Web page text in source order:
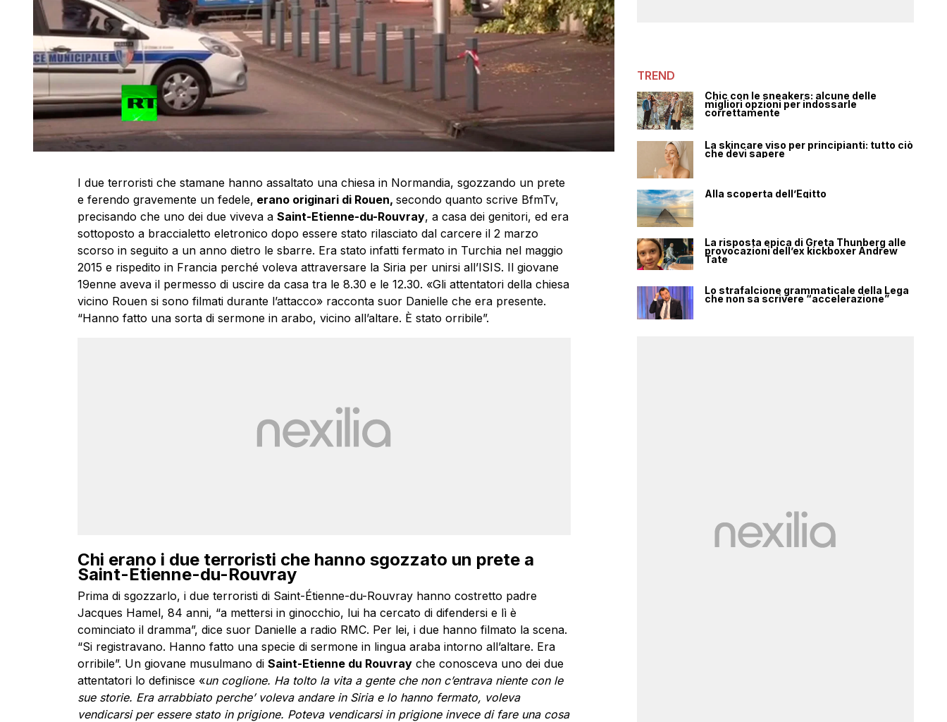
I due terroristi che stamane hanno assaltato una chiesa in Normandia, sgozzando un prete
e ferendo gravemente un fedele, erano originari di Rouen, secondo quanto scrive BfmTv,
precisando che uno dei due viveva a Saint-Etienne-du-Rouvray, a casa dei genitori, ed era
sottoposto a braccialetto eletronico dopo essere stato rilasciato dal carcere il 2 marzo
scorso in seguito a un anno dietro le sbarre. Era stato infatti fermato in Turchia nel maggio
2015 e rispedito in Francia perché voleva attraversare la Siria per unirsi all’ISIS. Il giovane
19enne aveva il permesso di uscire da casa tra le 8.30 e le 12.30. «Gli attentatori della chiesa
vicino Rouen si sono filmati durante l’attacco» racconta suor Danielle che era presente.
“Hanno fatto una sorta di sermone in arabo, vicino all’altare. È stato orribile”.
Chi erano i due terroristi che hanno sgozzato un prete a
Saint-Etienne-du-Rouvray
Prima di sgozzarlo, i due terroristi di Saint-Étienne-du-Rouvray hanno costretto padre
Jacques Hamel, 84 anni, “a mettersi in ginocchio, lui ha cercato di difendersi e lì è
cominciato il dramma”, dice suor Danielle a radio RMC. Per lei, i due hanno filmato la scena.
“Si registravano. Hanno fatto una specie di sermone in lingua araba intorno all’altare. Era
orribile”. Un giovane musulmano di Saint-Etienne du Rouvrayche conosceva uno dei due
attentatori lo definisce «un coglione. Ha tolto la vita a gente che non c’entrava niente con le
sue storie. Era arrabbiato perche’ voleva andare in Siria e lo hanno fermato, voleva
vendicarsi per essere stato in prigione. Poteva vendicarsi in prigione invece di fare una cosa
TREND
Chic con le sneakers: alcune delle
migliori opzioni per indossarle
correttamente
La skincare viso per principianti: tutto ciò
che devi sapere
Alla scoperta dell’Egitto
La risposta epica di Greta Thunberg alle
provocazioni dell’ex kickboxer Andrew
Tate
Lo strafalcione grammaticale della Lega
che non sa scrivere “accelerazione”